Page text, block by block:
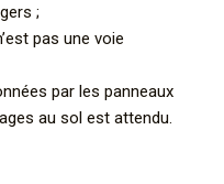
;
pas une voie
par les panneaux
au sol est attendu.